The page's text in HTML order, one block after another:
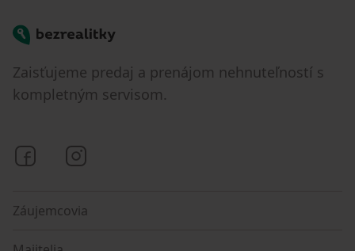
Bezrealitky
Zaisťujeme predaj a prenájom nehnuteľností s
kompletným servisom.
Bezrealitky na Facebooku
Záujemcovia